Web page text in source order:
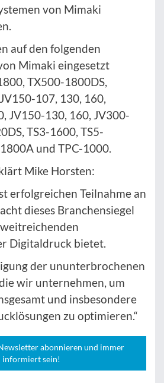
von Mimaki
auf den folgenden
Mimaki eingesetzt
TX500-1800DS,
107, 130, 160,
JV150-130, 160, JV300-
TS3-1600, TS5-
und TPC-1000.
Mike Horsten:
erfolgreichen Teilnahme an
dieses Branchensiegel
Digitaldruck bietet.
der ununterbrochenen
wir unternehmen, um
und insbesondere
zu optimieren.“
abonnieren und immer
informiert sein!